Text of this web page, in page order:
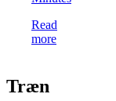
Read
more
Træn